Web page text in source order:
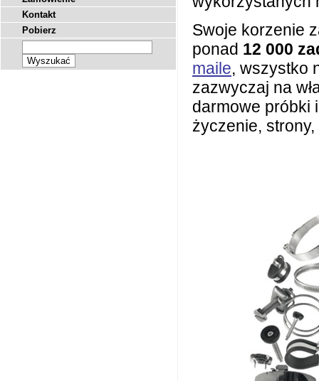
Swoje korzenie
ponad 12 000
maile, wszystko
zazwyczaj na
darmowe próbki
życzenie,
Kontakt
Pobierz